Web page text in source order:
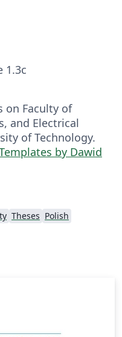
1.3c
on Faculty of
and Electrical
of Technology.
by Dawid
Theses Polish